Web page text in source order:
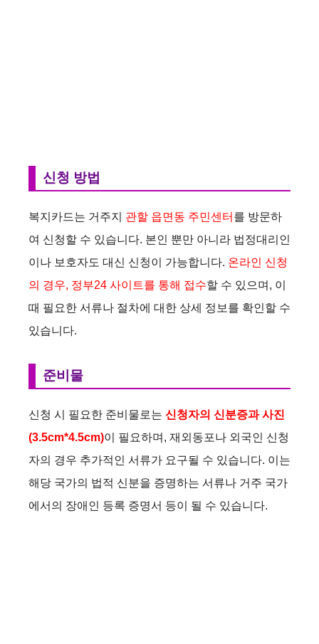
신청 방법
복지카드는 거주지 관할 읍면동 주민센터 를 방문하
여 신청할 수 있습니다. 본인 뿐만 아니라 법정대리인
이나 보호자도 대신 신청이 가능합니다. 온라인 신청
의 경우, 정부24 사이트를 통해 접수할 수 있으며, 이
때 필요한 서류나 절차에 대한 상세 정보를 확인할 수
있습니다.
준비물
신청 시 필요한 준비물로는 신청자의 신분증과 사진
(3.5cm*4.5cm)이 필요하며, 재외동포나 외국인 신청
자의 경우 추가적인 서류가 요구될 수 있습니다. 이는
해당 국가의 법적 신분을 증명하는 서류나 거주 국가
에서의 장애인 등록 증명서 등이 될 수 있습니다.